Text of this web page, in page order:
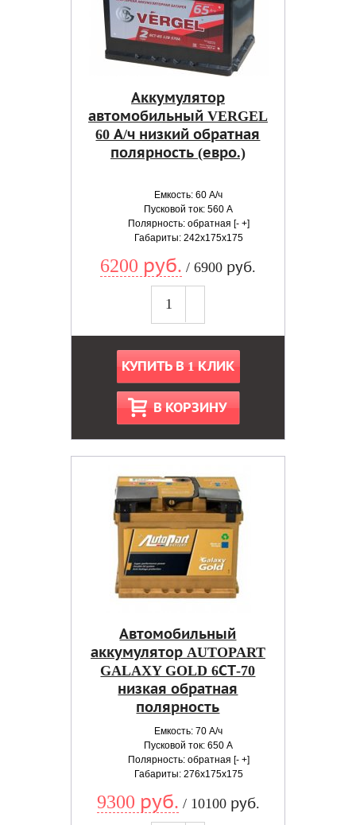
Аккумулятор
автомобильный VERGEL
60 А/ч низкий обратная
полярность (евро.)
Емкость: 60 А/ч
Пусковой ток: 560 А
Полярность: обратная [- +]
Габариты: 242x175x175
6200 руб. / 6900 руб.
КУПИТЬ В 1 КЛИК
В КОРЗИНУ
Автомобильный
аккумулятор AUTOPART
GALAXY GOLD 6СТ-70
низкая обратная
полярность
Емкость: 70 А/ч
Пусковой ток: 650 А
Полярность: обратная [- +]
Габариты: 276x175x175
9300 руб. / 10100 руб.